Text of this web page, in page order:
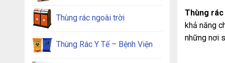
Thùng rác ngoài trời
Thùng Rác Y Tế – Bệnh Viện
Thùng rác
khả năng
những nơi